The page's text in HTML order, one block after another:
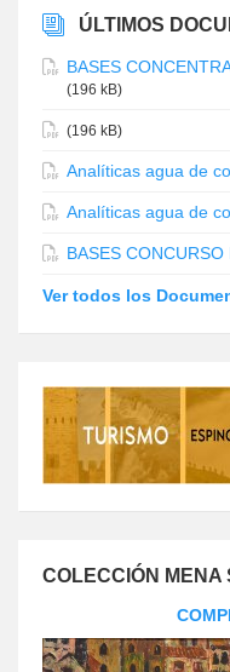
ÚLTIMOS
BASES
(196 kB)
(196 kB)
Analíticas agua de
Analíticas agua de
BASES
Ver todos los
COLECCIÓN MENA